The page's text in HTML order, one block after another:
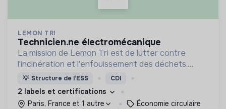
LEMON TRI
technicien.ne électromécanique
La mission de Lemon Tri est de lutter contre
l'incinération et l'enfouissement des déchets.
Adoptez les bons zestes à nos côtés !
💡 Structure de l’ESS CDI
2 labels et certifications
Paris, France et 1 autre
Économie circulaire